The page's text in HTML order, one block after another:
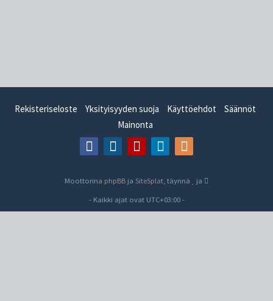
Rekisteriseloste Yksityisyyden suoja Käyttöehdot
Säännöt
Mainonta
Moottorina phpBB ja SiteSplat , täynnä
ja
- Kaikki ajat ovat UTC+03:00-